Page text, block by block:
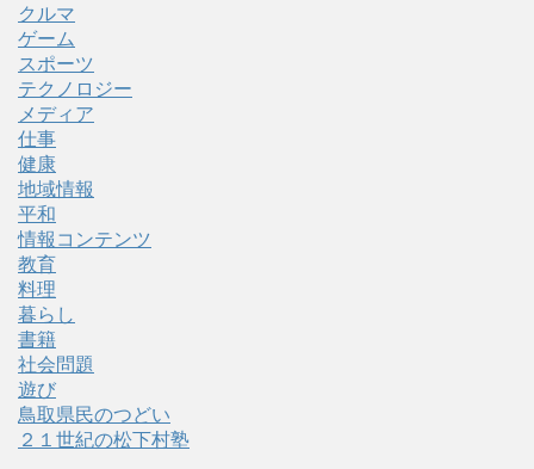
クルマ
ゲーム
スポーツ
テクノロジー
メディア
仕事
健康
地域情報
平和
情報コンテンツ
教育
料理
暮らし
書籍
社会問題
遊び
鳥取県民のつどい
２１世紀の松下村塾